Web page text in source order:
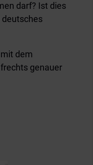
darf? Ist dies
dem
genauer